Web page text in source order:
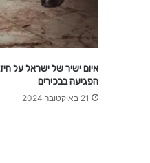
איום ישיר של ישראל על
הפגיעה בבכירים
21 באוקטובר 2024